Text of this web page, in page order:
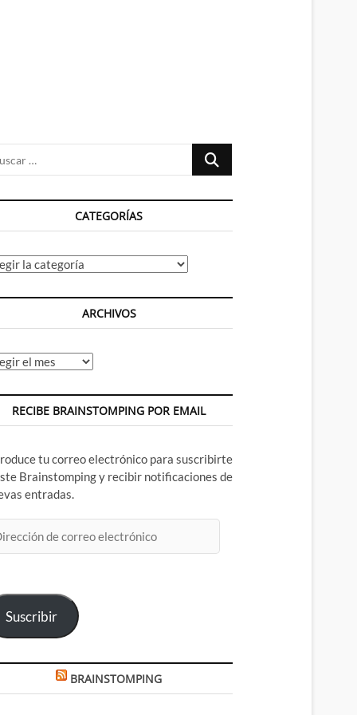
Buscar
CATEGORÍAS
ARCHIVOS
RECIBE BRAINSTOMPING POR EMAIL
tu correo electrónico para suscribirte
Brainstomping y recibir notificaciones de
entradas.
Suscribir
BRAINSTOMPING